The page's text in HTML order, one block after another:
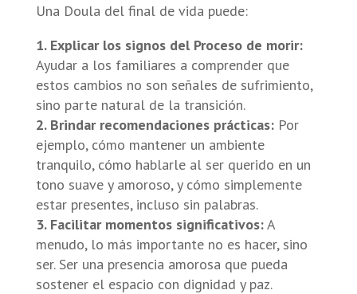
Una Doula del final de vida puede:
1. Explicar los signos del Proceso de morir:
Ayudar a los familiares a comprender que
estos cambios no son señales de sufrimiento,
sino parte natural de la transición.
2. Brindar recomendaciones prácticas:Por
ejemplo, cómo mantener un ambiente
tranquilo, cómo hablarle al ser querido en un
tono suave y amoroso, y cómo simplemente
estar presentes, incluso sin palabras.
3. Facilitar momentos significativos:A
menudo, lo más importante no es hacer, sino
ser. Ser una presencia amorosa que pueda
sostener el espacio con dignidad y paz.